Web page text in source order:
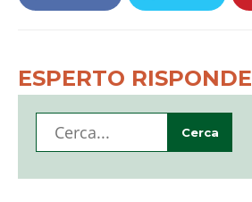
ESPERTO RISPONDE